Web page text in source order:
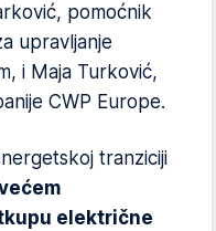
pomoćnik
upravljanje
i Maja Turković,
CWP Europe.
tranziciji
električne